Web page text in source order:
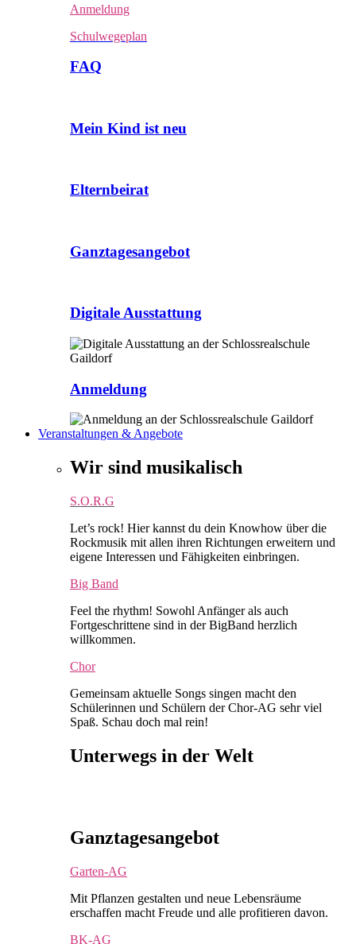
Anmeldung
Schulwegeplan
FAQ
Mein Kind ist neu
Elternbeirat
Ganztagesangebot
Digitale Ausstattung
Anmeldung
Veranstaltungen & Angebote
Wir sind musikalisch
S.O.R.G
Let’s rock! Hier kannst du dein Knowhow über die
Rockmusik mit allen ihren Richtungen erweitern und
eigene Interessen und Fähigkeiten einbringen.
Big Band
Feel the rhythm! Sowohl Anfänger als auch
Fortgeschrittene sind in der BigBand herzlich
willkommen.
Chor
Gemeinsam aktuelle Songs singen macht den
Schülerinnen und Schülern der Chor-AG sehr viel
Spaß. Schau doch mal rein!
Unterwegs in der Welt
Ganztagesangebot
Garten-AG
Mit Pflanzen gestalten und neue Lebensräume
erschaffen macht Freude und alle profitieren davon.
BK-AG